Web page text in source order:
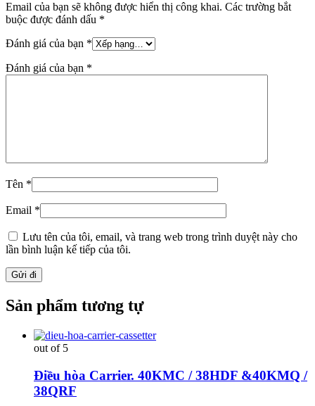
Email của bạn sẽ không được hiển thị công khai. Các trường bắt
buộc được đánh dấu *
Đánh giá của bạn *
Đánh giá của bạn *
Tên *
Email *
Lưu tên của tôi, email, và trang web trong trình duyệt này cho
lần bình luận kế tiếp của tôi.
Sản phẩm tương tự
out of 5
Điều hòa Carrier. 40KMC / 38HDF &40KMQ /
38QRF